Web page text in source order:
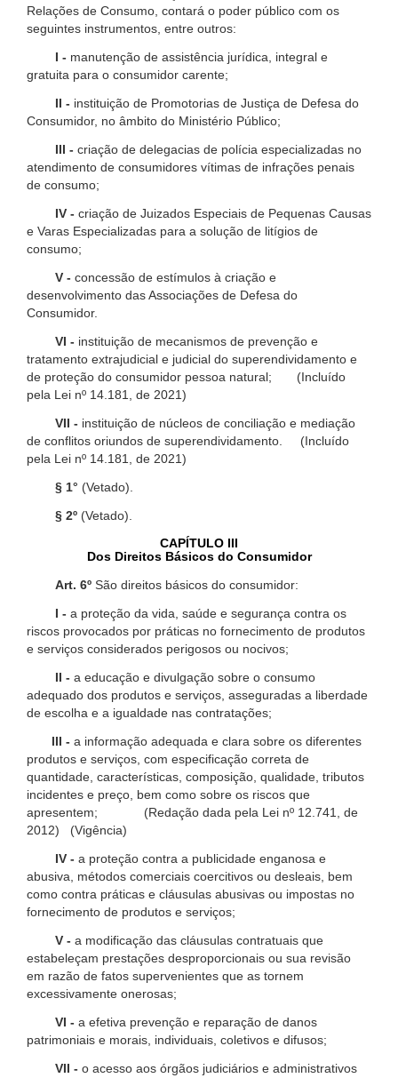
Relações de Consumo, contará o poder público com os
seguintes instrumentos, entre outros:
I - manutenção de assistência jurídica, integral e
gratuita para o consumidor carente;
II - instituição de Promotorias de Justiça de Defesa do
Consumidor, no âmbito do Ministério Público;
III - criação de delegacias de polícia especializadas no
atendimento de consumidores vítimas de infrações penais
de consumo;
IV - criação de Juizados Especiais de Pequenas Causas
e Varas Especializadas para a solução de litígios de
consumo;
V - concessão de estímulos à criação e
desenvolvimento das Associações de Defesa do
Consumidor.
VI - instituição de mecanismos de prevenção e
tratamento extrajudicial e judicial do superendividamento e
de proteção do consumidor pessoa natural; (Incluído
pela Lei nº 14.181, de 2021)
VII - instituição de núcleos de conciliação e mediação
de conflitos oriundos de superendividamento. (Incluído
pela Lei nº 14.181, de 2021)
§ 1° (Vetado).
§ 2º (Vetado).
CAPÍTULO III
Dos Direitos Básicos do Consumidor
Art. 6º São direitos básicos do consumidor:
I - a proteção da vida, saúde e segurança contra os
riscos provocados por práticas no fornecimento de produtos
e serviços considerados perigosos ou nocivos;
II - a educação e divulgação sobre o consumo
adequado dos produtos e serviços, asseguradas a liberdade
de escolha e a igualdade nas contratações;
III - a informação adequada e clara sobre os diferentes
produtos e serviços, com especificação correta de
quantidade, características, composição, qualidade, tributos
incidentes e preço, bem como sobre os riscos que
apresentem; (Redação dada pela Lei nº 12.741, de
2012) (Vigência)
IV - a proteção contra a publicidade enganosa e
abusiva, métodos comerciais coercitivos ou desleais, bem
como contra práticas e cláusulas abusivas ou impostas no
fornecimento de produtos e serviços;
V - a modificação das cláusulas contratuais que
estabeleçam prestações desproporcionais ou sua revisão
em razão de fatos supervenientes que as tornem
excessivamente onerosas;
VI - a efetiva prevenção e reparação de danos
patrimoniais e morais, individuais, coletivos e difusos;
VII - o acesso aos órgãos judiciários e administrativos